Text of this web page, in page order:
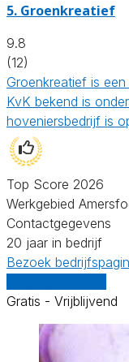
5. Groenkreatief
9.8
(12)
Groenkreatief is
KvK bekend is
hoveniersbedrijf is
Top Score 2026
Werkgebied
Contactgegevens
20 jaar in bedrijf
Bezoek
Gratis - Vrijblijvend